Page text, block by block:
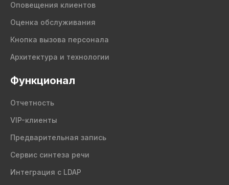
Оповещения клиентов
Оценка обслуживания
Кнопка вызова персонала
Архитектура и технологии
Функционал
Отчетность
VIP-клиенты
Предварительная запись
Сервис синтеза речи
Интеграция с LDAP